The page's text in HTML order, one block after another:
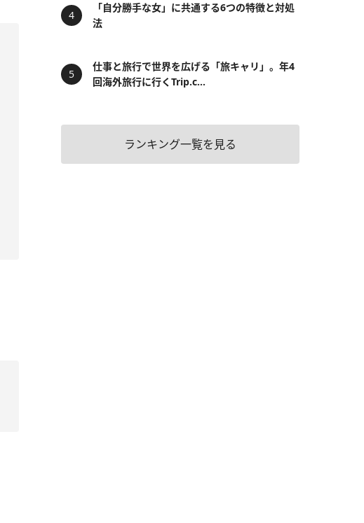
「自分勝手な女」に共通する6つの特徴と対処
法
仕事と旅行で世界を広げる「旅キャリ」。年4
回海外旅行に行くTrip.c...
ランキング一覧を見る